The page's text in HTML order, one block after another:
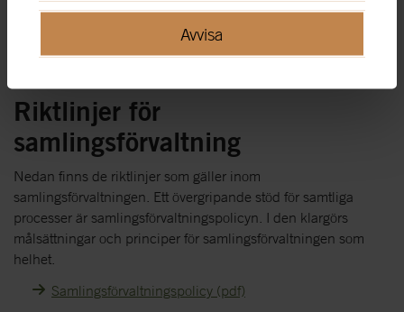
Avvisa
Ansökan om utlån ställs till registrator via e-post. Om möjligt,
vänligen skriv i ämnesraden vilket museum det gäller.
Riktlinjer för
samlingsförvaltning
Nedan finns de riktlinjer som gäller inom
samlingsförvaltningen. Ett övergripande stöd för samtliga
processer är samlingsförvaltningspolicyn. I den klargörs
målsättningar och principer för samlingsförvaltningen som
helhet.
Samlingsförvaltningspolicy (pdf)